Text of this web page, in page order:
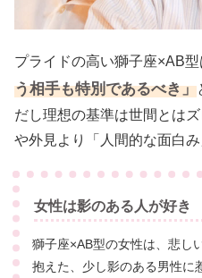
プライドの高い獅子座×AB型
う相手も特別であるべき」
だし理想の基準は世間とは
や外見より「人間的な面白み
女性は影のある人が好き
獅子座×AB型の女性は、悲し
抱えた、少し影のある男性に